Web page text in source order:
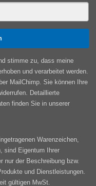
stimme zu, dass meine
und verarbeitet werden.
MailChimp. Sie können Ihre
Detaillierte
finden Sie in unserer
Warenzeichen,
sind Eigentum Ihrer
nur der Beschreibung bzw.
und Dienstleistungen.
gültigen MwSt.